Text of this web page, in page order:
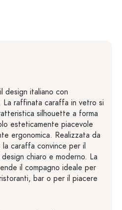
design italiano con
La raffinata caraffa in vetro si
silhouette a forma
esteticamente piacevole
ergonomica. Realizzata da
la caraffa convince per il
chiaro e moderno. La
il compagno ideale per
bar o per il piacere